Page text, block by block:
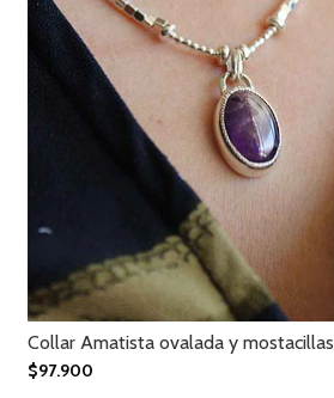
Collar Amatista ovalada y mostacillas
$97.900